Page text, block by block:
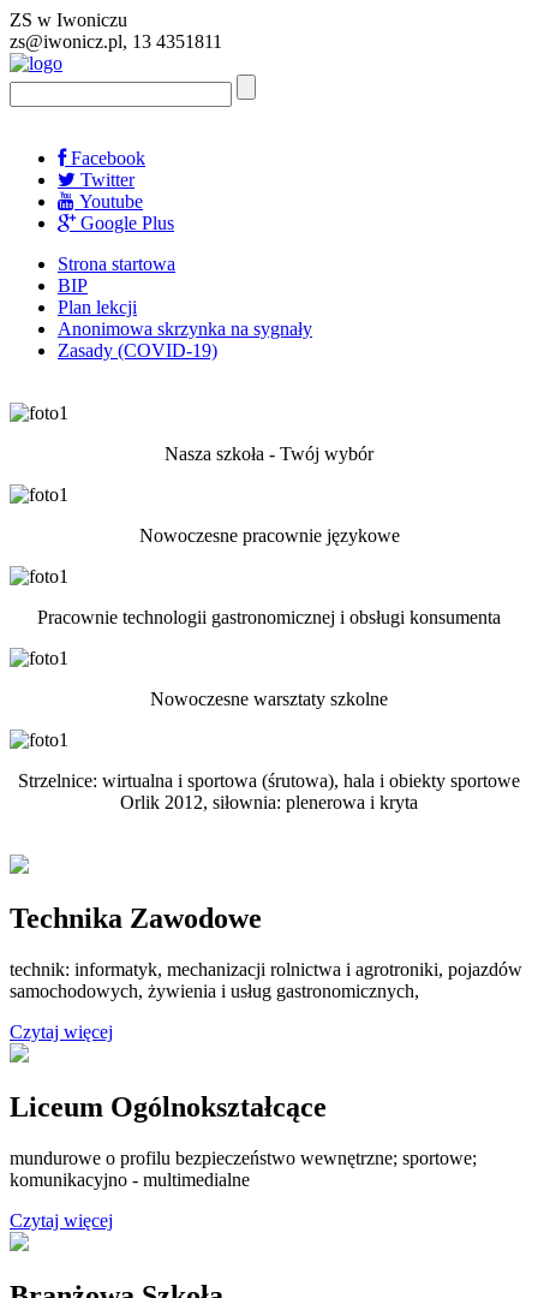
ZS w Iwoniczu
zs@iwonicz.pl, 13 4351811
Facebook
Twitter
Youtube
Google Plus
Strona startowa
BIP
Plan lekcji
Anonimowa skrzynka na sygnały
Zasady (COVID-19)
Nasza szkoła - Twój wybór
Nowoczesne pracownie językowe
Pracownie technologii gastronomicznej i obsługi konsumenta
Nowoczesne warsztaty szkolne
Strzelnice: wirtualna i sportowa (śrutowa), hala i obiekty sportowe
Orlik 2012, siłownia: plenerowa i kryta
Technika Zawodowe
technik: informatyk, mechanizacji rolnictwa i agrotroniki, pojazdów
samochodowych, żywienia i usług gastronomicznych,
Czytaj więcej
Liceum Ogólnokształcące
mundurowe o profilu bezpieczeństwo wewnętrzne; sportowe;
komunikacyjno - multimedialne
Czytaj więcej